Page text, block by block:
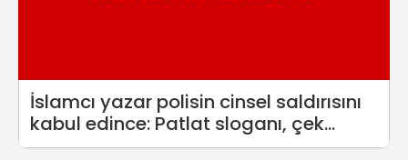
İslamcı yazar polisin cinsel saldırısını
kabul edince: Patlat sloganı, çek
s.ktiri...